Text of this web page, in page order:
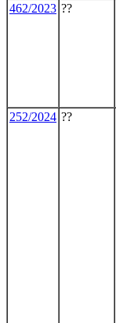
462/2023 ??
252/2024 ??